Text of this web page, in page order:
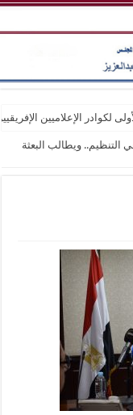
لكوادر الإعلاميين
ويطالب البعثة